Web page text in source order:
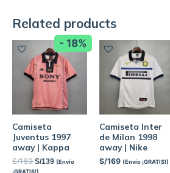
Related products
- 18%
Camiseta
Juventus 1997
away | Kappa
S/169 S/139 (Envío
¡GRATIS!)
Camiseta Inter
de Milan 1998
away | Nike
S/169 (Envío ¡GRATIS!)